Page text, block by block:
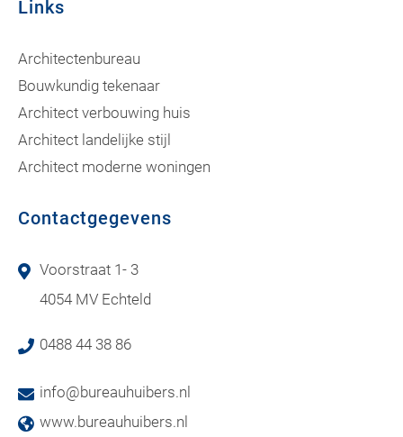
Links
Architectenbureau
Bouwkundig tekenaar
Architect verbouwing huis
Architect landelijke stijl
Architect moderne woningen
Contactgegevens
Voorstraat 1- 3
4054 MV Echteld
0488 44 38 86
info@bureauhuibers.nl
www.bureauhuibers.nl